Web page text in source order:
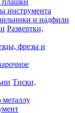
плашки
инструмента
и надфили
Развертки,
фрезы и
Тиски,